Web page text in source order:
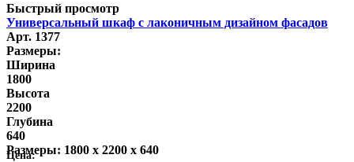
Быстрый просмотр
Универсальный шкаф с лаконичным дизайном фасадов
Арт. 1377
Размеры:
Ширина
1800
Высота
2200
Глубина
640
Размеры: 1800 x 2200 x 640
Цена: